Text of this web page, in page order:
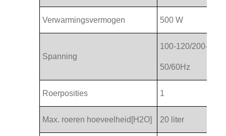
Verwarmingsvermogen 500 W
Spanning
100-120/200-
50/60Hz
Roerposities 1
Max. roeren hoeveelheid[H2O] 20 liter